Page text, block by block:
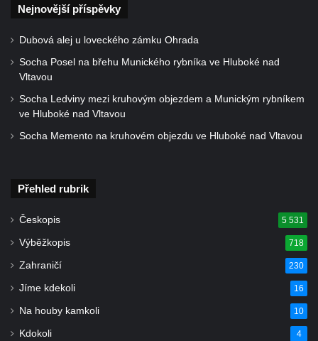
Nejnovější příspěvky
Dubová alej u loveckého zámku Ohrada
Socha Posel na břehu Munického rybníka ve Hluboké nad
Vltavou
Socha Ledviny mezi kruhovým objezdem a Munickým rybníkem
ve Hluboké nad Vltavou
Socha Memento na kruhovém objezdu ve Hluboké nad Vltavou
Přehled rubrik
Českopis 5 531
Výběžkopis 718
Zahraničí 230
Jíme kdekoli 16
Na houby kamkoli 10
Kdokoli 4